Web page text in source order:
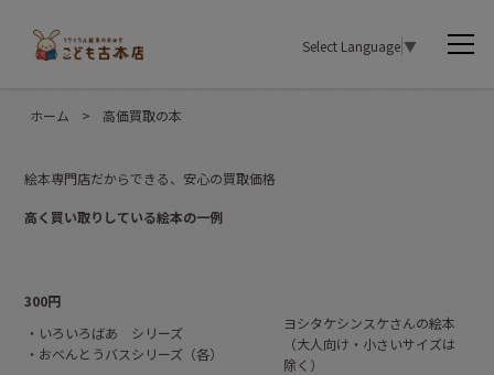
Select Language▼
ホーム > 高価買取の本
絵本専門店だからできる、安心の買取価格
高く買い取りしている絵本の一例
300円
・いろいろばあ シリーズ
・おべんとうバスシリーズ（各）
ヨシタケシンスケさんの絵本
（大人向け・小さいサイズは
除く）